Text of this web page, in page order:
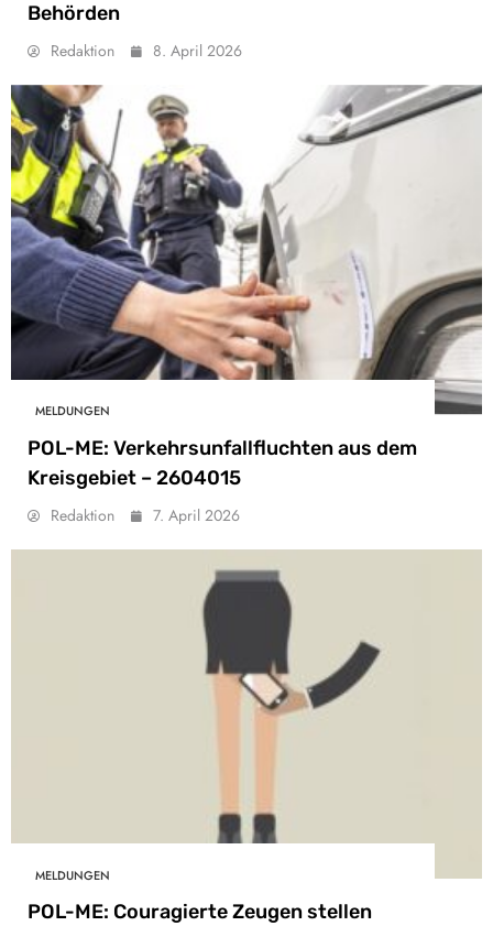
Behörden
Redaktion 8. April 2026
MELDUNGEN
POL-ME: Verkehrsunfallfluchten aus dem
Kreisgebiet – 2604015
Redaktion 7. April 2026
MELDUNGEN
POL-ME: Couragierte Zeugen stellen